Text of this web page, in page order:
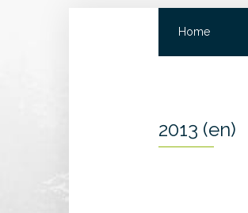
Home
2013 (en)